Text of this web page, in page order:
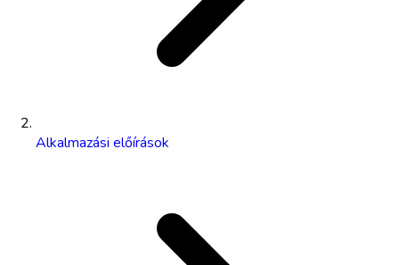
Alkalmazási előírások